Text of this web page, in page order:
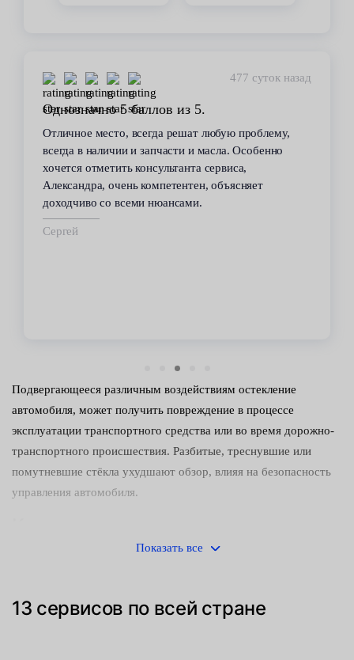
477 суток назад
Однозначно 5 баллов из 5.
Отличное место, всегда решат любую проблему,
всегда в наличии и запчасти и масла. Особенно
хочется отметить консультанта сервиса,
Александра, очень компетентен, объясняет
доходчиво со всеми нюансами.
Сергей
Подвергающееся различным воздействиям остекление
автомобиля, может получить повреждение в процессе
эксплуатации транспортного средства или во время дорожно-
транспортного происшествия. Разбитые, треснувшие или
помутневшие стёкла ухудшают обзор, влияя на безопасность
управления автомобиля.
высокопрочных клеящих составов. При этом для снятия
старых и установки новых деталей требуются:
Показать все
13 сервисов по всей стране